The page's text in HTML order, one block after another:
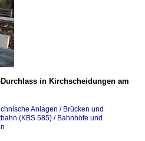
in Kirchscheidungen am
Anlagen / Brücken und
(KBS 585) / Bahnhöfe und